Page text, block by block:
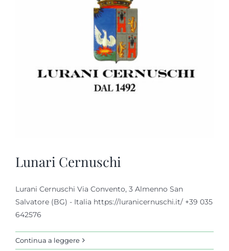
Lunari Cernuschi
Lurani Cernuschi Via Convento, 3 Almenno San
Salvatore (BG) - Italia https://luranicernuschi.it/ +39 035
642576
Continua a leggere